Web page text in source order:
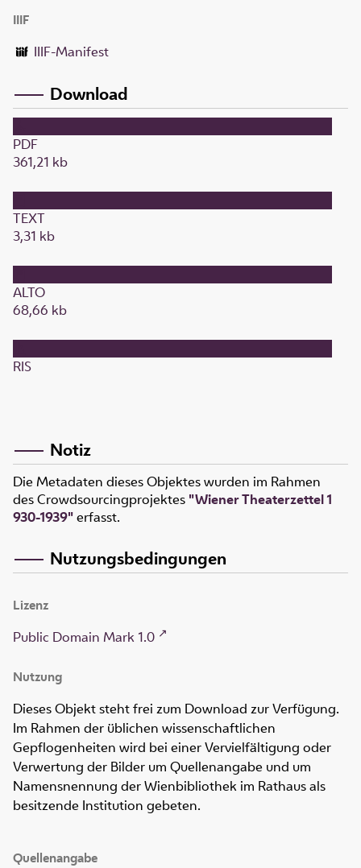
IIIF
IIIF-Manifest
Download
PDF
361,21 kb
TEXT
3,31 kb
ALTO
68,66 kb
RIS
Notiz
Die Metadaten dieses Objektes wurden im Rahmen
des Crowdsourcingprojektes "Wiener Theaterzettel 1
930-1939"erfasst.
Nutzungsbedingungen
Lizenz
Public Domain Mark 1.0
Nutzung
Dieses Objekt steht frei zum Download zur Verfügung.
Im Rahmen der üblichen wissenschaftlichen
Gepflogenheiten wird bei einer Vervielfältigung oder
Verwertung der Bilder um Quellenangabe und um
Namensnennung der Wienbibliothek im Rathaus als
besitzende Institution gebeten.
Quellenangabe